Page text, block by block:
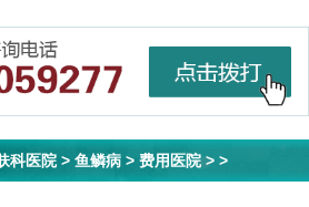
科医院>鱼鳞病 >费用医院> >